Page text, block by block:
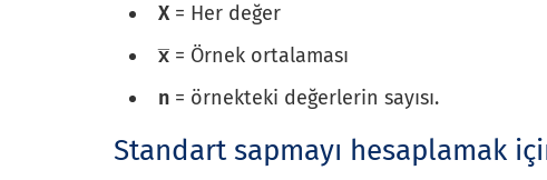
X = Her değer
x̅ = Örnek ortalaması
n = örnekteki değerlerin sayısı.
Standart sapmayı hesaplamak